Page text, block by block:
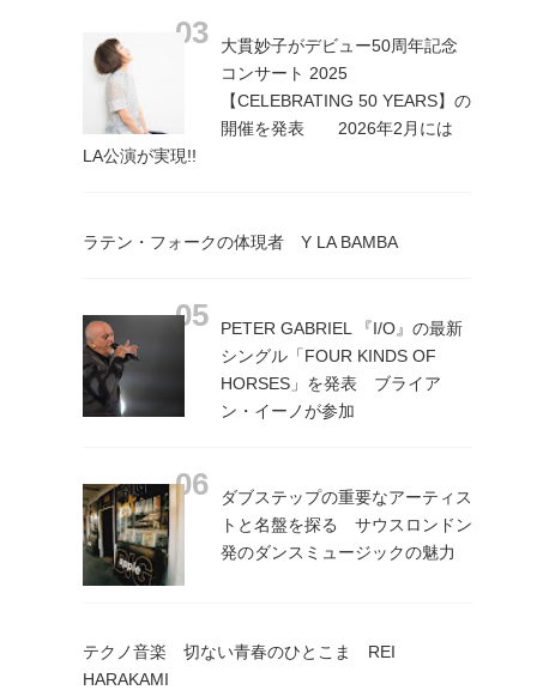
大貫妙子がデビュー50周年記念
コンサート 2025
【CELEBRATING 50 YEARS】の
開催を発表 2026年2月には
LA公演が実現!!
ラテン・フォークの体現者 Y LA BAMBA
PETER GABRIEL 『I/O』の最新
シングル「FOUR KINDS OF
HORSES」を発表 ブライア
ン・イーノが参加
ダブステップの重要なアーティス
トと名盤を探る サウスロンドン
発のダンスミュージックの魅力
テクノ音楽 切ない青春のひとこま REI
HARAKAMI